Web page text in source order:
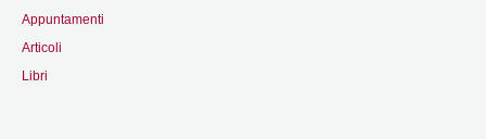
Appuntamenti
Articoli
Libri